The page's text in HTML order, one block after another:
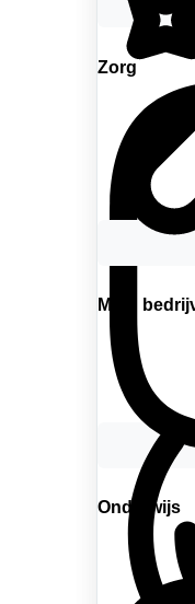
Zorg
Onderwijs
MKB